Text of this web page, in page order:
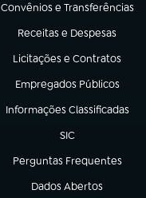
Convênios e Transferências
(abre em nova aba)
Receitas e Despesas
(abre em nova aba)
Licitações e Contratos
(abre em nova aba)
Empregados Públicos
(abre em nova aba)
Informações Classificadas
(abre em nova aba)
SIC
(abre em nova aba)
Perguntas Frequentes
(abre em nova aba)
Dados Abertos
(abre em nova aba)